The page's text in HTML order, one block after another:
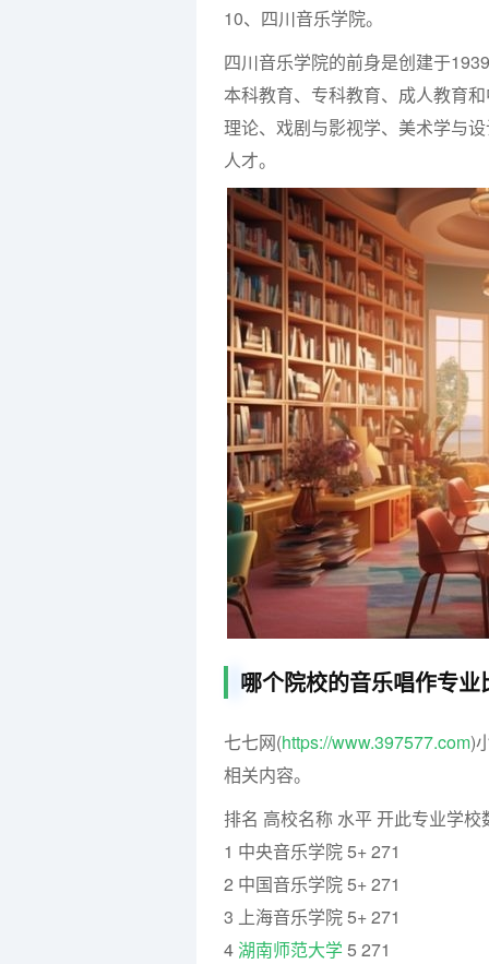
10、四川音乐学院。
四川音乐学院的前身是创建于
本科教育、专科教育、成人教育
理论、戏剧与影视学、美术学与
人才。
哪个院校的音乐唱作专业
七七网(https://www.397577.com)
相关内容。
排名 高校名称 水平 开此专业学校
1 中央音乐学院 5+ 271
2 中国音乐学院 5+ 271
3 上海音乐学院 5+ 271
4湖南师范大学5 271